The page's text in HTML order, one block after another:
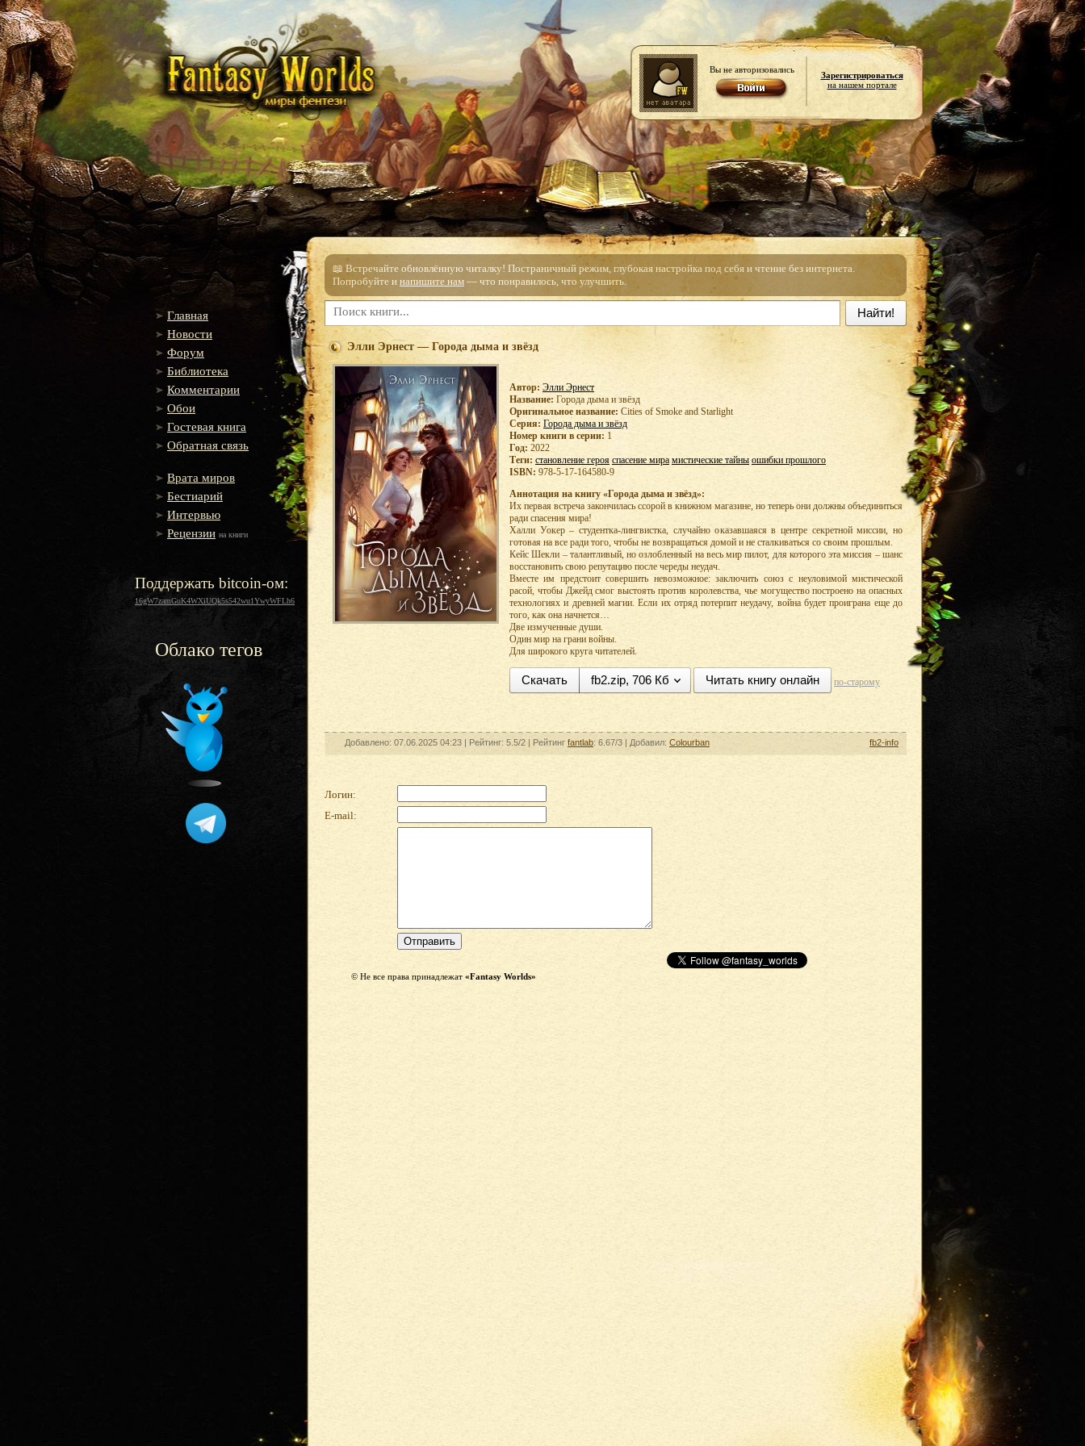
Вы не авторизовались
Зарегистрироваться
на нашем портале
Главная
Новости
Форум
Библиотека
Комментарии
Обои
Гостевая книга
Обратная связь
Врата миров
Бестиарий
Интервью
Рецензии на книги
Поддержать bitcoin-ом:
16gW7zamGuK4WXiUQk5s542wu1YwyWFLh6
Облако тегов
📖 Встречайте обновлённую читалку! Постраничный режим, глубокая настройка под себя и чтение без интернета.
Попробуйте и напишите нам — что понравилось, что улучшить.
Найти!
Элли Эрнест — Города дыма и звёзд
Автор: Элли Эрнест
Название: Города дыма и звёзд
Оригинальное название: Cities of Smoke and Starlight
Серия: Города дыма и звёзд
Номер книги в серии: 1
Год: 2022
Теги: становление героя спасение мира мистические тайны ошибки прошлого
ISBN: 978-5-17-164580-9
Аннотация на книгу «Города дыма и звёзд»:
Их первая встреча закончилась ссорой в книжном магазине, но теперь они должны объединиться
ради спасения мира!
Халли Уокер – студентка-лингвистка, случайно оказавшаяся в центре секретной миссии, но
готовая на все ради того, чтобы не возвращаться домой и не сталкиваться со своим прошлым.
Кейс Шекли – талантливый, но озлобленный на весь мир пилот, для которого эта миссия – шанс
восстановить свою репутацию после череды неудач.
Вместе им предстоит совершить невозможное: заключить союз с неуловимой мистической
расой, чтобы Джейд смог выстоять против королевства, чье могущество построено на опасных
технологиях и древней магии. Если их отряд потерпит неудачу, война будет проиграна еще до
того, как она начнется…
Две измученные души.
Один мир на грани войны.
Для широкого круга читателей.
Скачать fb2.zip, 706 Кб Читать книгу онлайн по-старому
Добавлено: 07.06.2025 04:23 | Рейтинг: 5.5/2 | Рейтинг fantlab: 6.67/3 | Добавил: Colourban fb2-info
Логин:
E-mail:
© Не все права принадлежат «Fantasy Worlds»